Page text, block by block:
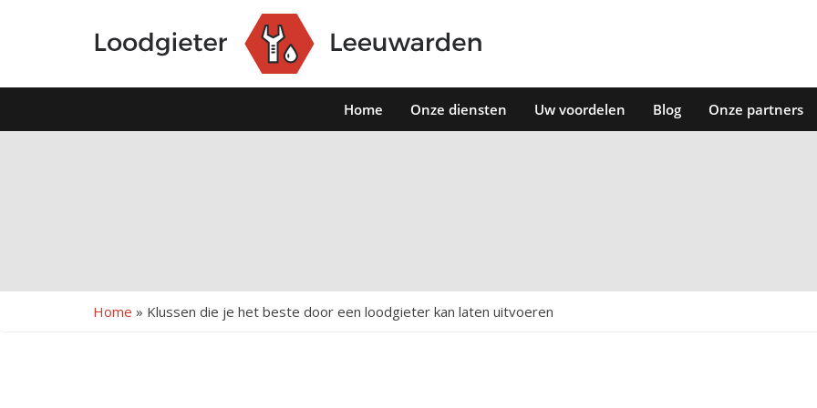
Home Onze diensten Uw voordelen Blog Onze partners
Home » Klussen die je het beste door een loodgieter kan laten uitvoeren